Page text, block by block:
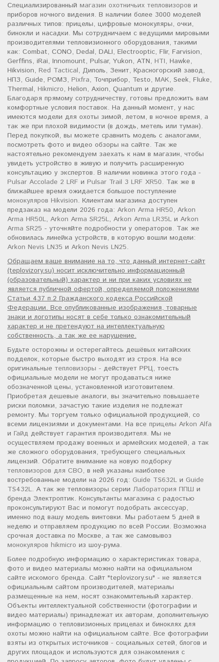
Специализированный магазин охотничьих тепловизоров и
приборов ночного видения. В наличии более 3000 моделей
различных типов: прицелы, цифровые монокуляры, очки,
бинокли и насадки. Мы сотрудничаем с ведущими мировыми
производителями тепловизионного оборудования, такими
как: Combat, CONO, Dedal, DALI, Electrooptic, Flir, Farvision,
Gerffins, iRai, Innomount, Pulsar, Yukon, ATN, HTI, Hawke,
Hikvision, Red Tactical, Диполь, Зенит, Красногорский завод,
НПЗ, Guide, РОМЗ, Pixfra, Точприбор, Testo, MAK, Seek, Fluke,
Thermal, Hikmicro, Helion, Axion, Quantum и другие.
Благодаря прямому сотрудничеству, готовы предложить вам
комфортные условия поставок. На данный момент, у нас
имеются модели для охоты зимой, летом, в ночное время, а
так же при плохой видимости (в дождь, метель или туман).
Перед покупкой, вы можете сравнить модель с аналогами,
посмотреть фото и видео обзоры на сайте. Так же
настоятельно рекомендуем заехать к нам в магазин, чтобы
увидеть устройство в живую и получить расширенную
консультацию у экспертов. В наличии новинка этого года -
Pulsar Accolade 2 LRF и Pulsar Trail 3 LRF XR50. Так же в
ближайшее время ожидается большое поступление
монокуляров Hikvision. Клиентам магазина доступен
предзаказ на модели 2026 года: Arkon Arma HR50, Arkon
Arma HR50L, Arkon Arma SR25L, Arkon Arma LR35L и Arkon
Arma SR25 - уточняйте подробности у операторов. Так же
обновилась линейка устройств, в которую вошли модели:
Arkon Nevis LN35 и Arkon Nevis LN25.
Обращаем ваше внимание на то, что данный интернет-сайт
(teplovizory.su) носит исключительно информационный
(образовательный) характер и ни при каких условиях не
является публичной офертой, определяемой положениями
Статьи 437 п.2 Гражданского кодекса Российской
Федерации. Все опубликованные изображения, товарные
знаки и логотипы носят в себе только ознакомительный
характер и не претендуют на интеллектуальную
собственность, а так же ее нарушение.
Будьте осторожны и остерегайтесь дешёвых китайских
подделок, которые быстро выходят из строя. На все
оригинальные тепловизоры - действует РРЦ, тоесть
официальные модели не могут продаваться ниже
обозначенной цены, установленной изготовителем.
Приобретая дешевые аналоги, вы значительно повышаете
риски поломки, зачастую такие изделия не подлежат
ремонту. Мы торгуем только официальной продукцией, со
всеми лицензиями и документами. На все прицелы Arkon Alfa
и Гайд действует гарантия производителя. Мы не
осуществляем продажу военных и армейских моделей, а так
же сложного оборудования, требующего специальных
лицензий. Обратите внимание на новую подборку
тепловизоров для СВО, в ней указаны наиболее
востребованные модели на 2026 год: Guide TS632L и Guide
TS432L. А так же тепловизоры серии Лаборатория ППШ и
бренда Электроптик. Консультанты магазина с радостью
проконсультируют Вас и помогут подобрать аксессуар,
именно под вашу модель винтовки. Мы работаем 5 дней в
неделю и отправляем продукцию по всей России. Возможна
срочная доставка по Москве, а так же самовывоз
монокуляров hikmicro из шоу-рума.
Более подробную информацию о характеристиках товара,
фото и видео материалы можно найти на официальном
сайте искомого бренда. Сайт "teplovizory.su" - не является
официальным сайтом производителей, материалы
размещенные на нем, носят ознакомительный характер.
Объекты интеллектуальной собственности (фотографии и
видео материалы) принадлежат их авторам, дополнительную
информацию о тепловизионных прицелах и биноклях для
охоты можно найти на официальном сайте. Все фотографии
взяты из открытых источников - социальных сетей, блогов и
других площадок и используются для ознакомления с